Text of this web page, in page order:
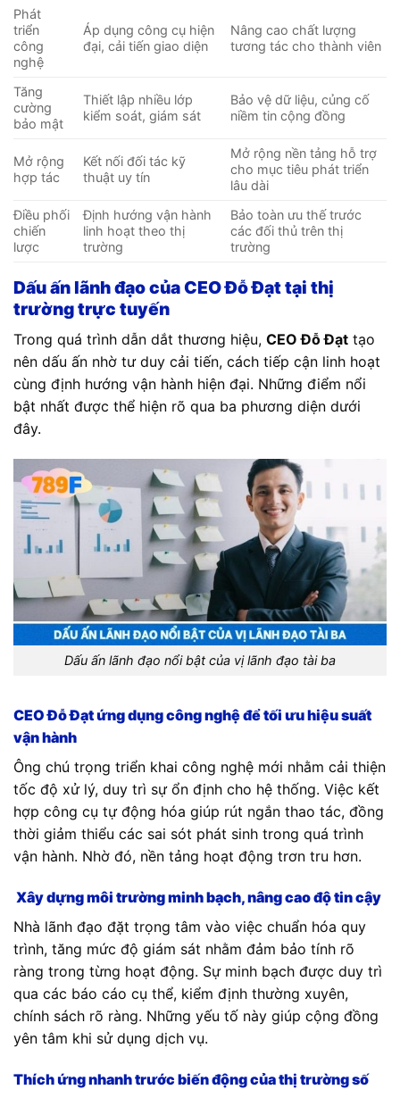
Phát
triển
công
nghệ
Áp dụng công cụ hiện
đại, cải tiến giao diện
Nâng cao chất lượng
tương tác cho thành viên
Tăng
cường
bảo mật
Thiết lập nhiều lớp
kiểm soát, giám sát
Bảo vệ dữ liệu, củng cố
niềm tin cộng đồng
Mở rộng
hợp tác
Kết nối đối tác kỹ
thuật uy tín
Mở rộng nền tảng hỗ trợ
cho mục tiêu phát triển
lâu dài
Điều phối
chiến
lược
Định hướng vận hành
linh hoạt theo thị
trường
Bảo toàn ưu thế trước
các đối thủ trên thị
trường
Dấu ấn lãnh đạo của CEO Đỗ Đạt tại thị
trường trực tuyến
Trong quá trình dẫn dắt thương hiệu, CEO Đỗ Đạt tạo
nên dấu ấn nhờ tư duy cải tiến, cách tiếp cận linh hoạt
cùng định hướng vận hành hiện đại. Những điểm nổi
bật nhất được thể hiện rõ qua ba phương diện dưới
đây.
Dấu ấn lãnh đạo nổi bật của vị lãnh đạo tài ba
CEO Đỗ Đạt ứng dụng công nghệ để tối ưu hiệu suất
vận hành
Ông chú trọng triển khai công nghệ mới nhằm cải thiện
tốc độ xử lý, duy trì sự ổn định cho hệ thống. Việc kết
hợp công cụ tự động hóa giúp rút ngắn thao tác, đồng
thời giảm thiểu các sai sót phát sinh trong quá trình
vận hành. Nhờ đó, nền tảng hoạt động trơn tru hơn.
Xây dựng môi trường minh bạch, nâng cao độ tin cậy
Nhà lãnh đạo đặt trọng tâm vào việc chuẩn hóa quy
trình, tăng mức độ giám sát nhằm đảm bảo tính rõ
ràng trong từng hoạt động. Sự minh bạch được duy trì
qua các báo cáo cụ thể, kiểm định thường xuyên,
chính sách rõ ràng. Những yếu tố này giúp cộng đồng
yên tâm khi sử dụng dịch vụ.
Thích ứng nhanh trước biến động của thị trường số